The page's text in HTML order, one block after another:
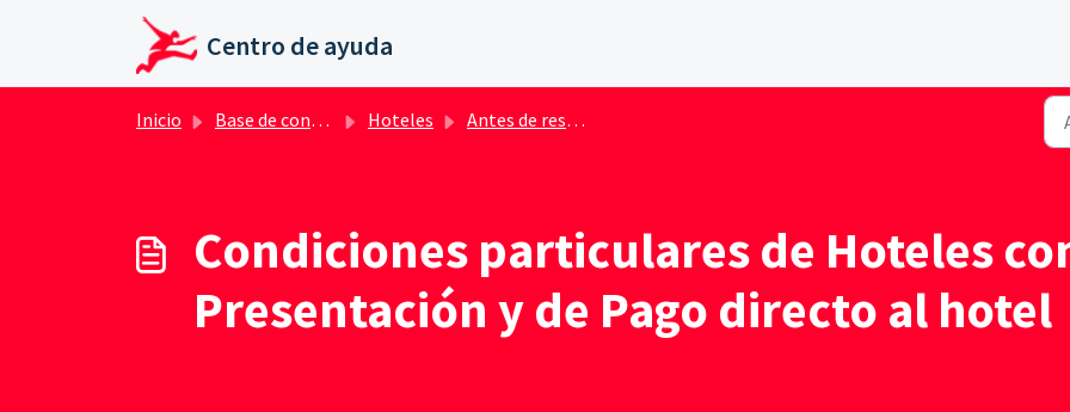
Ir al contenido principal
Centro de ayuda
Inicio Base de conocimientos Hoteles Antes de reservar habitación
Condiciones particulares de Hoteles
Presentación y de Pago directo al hotel